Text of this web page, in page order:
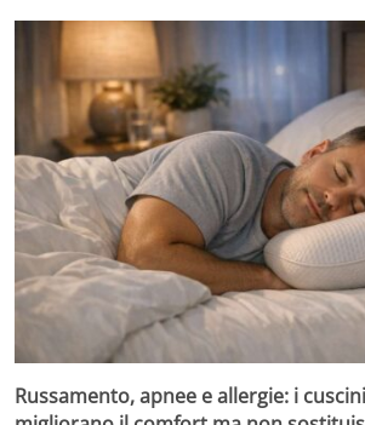
Russamento, apnee e allergie: i